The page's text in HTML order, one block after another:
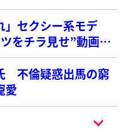
」セクシー系モデ
をチラ見せ”動画が
ラ配り”写真が炎上
不倫疑惑出馬の窮
愛